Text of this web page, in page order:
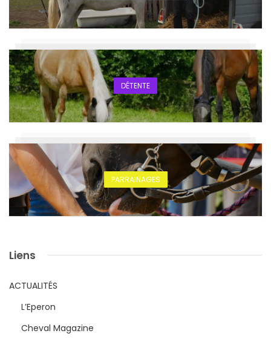
DÉTENTE
PARRAINAGES
Liens
ACTUALITÉS
L’Eperon
Cheval Magazine